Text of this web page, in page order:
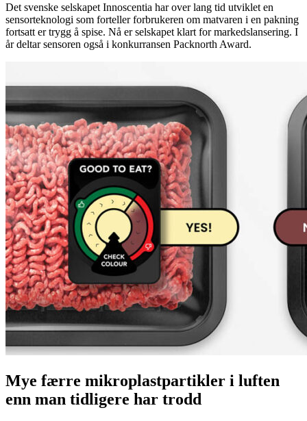
Det svenske selskapet Innoscentia har over lang tid utviklet en
sensorteknologi som forteller forbrukeren om matvaren i en pakning
fortsatt er trygg å spise. Nå er selskapet klart for markedslansering. I
år deltar sensoren også i konkurransen Packnorth Award.
Mye færre mikroplastpartikler i luften
enn man tidligere har trodd